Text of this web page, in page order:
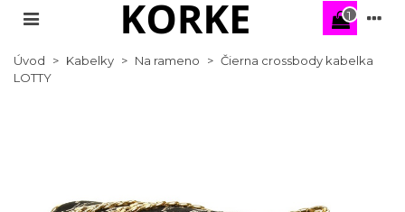
1
Úvod > Kabelky > Na rameno > Čierna crossbody kabelka
LOTTY